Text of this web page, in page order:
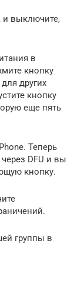
и выключите,
в
кнопку
других
кнопку
еще пять
Теперь
DFU и вы
кнопку.
группы в